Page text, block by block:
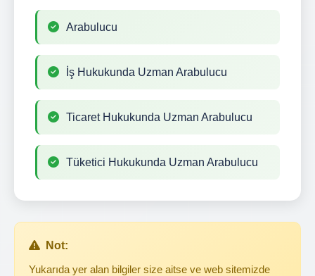
Arabulucu
İş Hukukunda Uzman Arabulucu
Ticaret Hukukunda Uzman Arabulucu
Tüketici Hukukunda Uzman Arabulucu
Not:
Yukarıda yer alan bilgiler size aitse ve web sitemizde